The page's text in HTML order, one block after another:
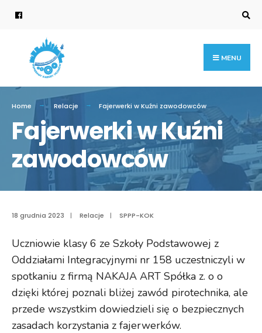
content
MENU
Home Relacje Fajerwerki w Kuźni zawodowców
Fajerwerki w Kuźni
zawodowców
18 grudnia 2023 | Relacje | SPPP-KOK
Uczniowie klasy 6 ze Szkoły Podstawowej z
Oddziałami Integracyjnymi nr 158 uczestniczyli w
spotkaniu z firmą NAKAJA ART Spółka z. o o
dzięki której poznali bliżej zawód pirotechnika, ale
przede wszystkim dowiedzieli się o bezpiecznych
zasadach korzystania z fajerwerków.